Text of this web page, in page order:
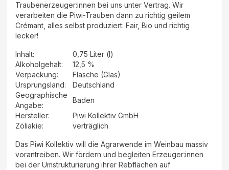
Traubenerzeuger:innen bei uns unter Vertrag. Wir
verarbeiten die Piwi-Trauben dann zu richtig geilem
Crémant, alles selbst produziert: Fair, Bio und richtig
lecker!
Inhalt:
0,75 Liter (l)
Alkoholgehalt:
12,5 %
Verpackung:
Flasche (Glas)
Ursprungsland:
Deutschland
Geographische
Angabe:
Baden
Hersteller:
Piwi Kollektiv GmbH
Zöliakie:
verträglich
Das Piwi Kollektiv will die Agrarwende im Weinbau massiv
vorantreiben. Wir fördern und begleiten Erzeuger:innen
bei der Umstrukturierung ihrer Rebflächen auf